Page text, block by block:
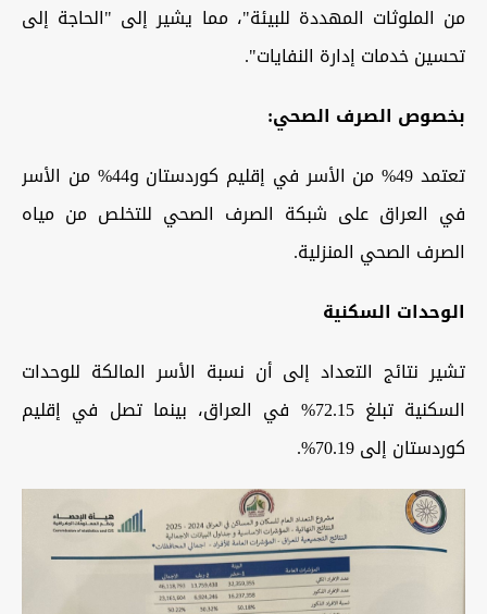
من الملوثات المهددة للبيئة"، مما يشير إلى "الحاجة إلى
تحسين خدمات إدارة النفايات".
بخصوص الصرف الصحي:
تعتمد 49% من الأسر في إقليم كوردستان و44% من الأسر
في العراق على شبكة الصرف الصحي للتخلص من مياه
الصرف الصحي المنزلية.
الوحدات السكنية
تشير نتائج التعداد إلى أن نسبة الأسر المالكة للوحدات
السكنية تبلغ 72.15% في العراق، بينما تصل في إقليم
كوردستان إلى 70.19%.